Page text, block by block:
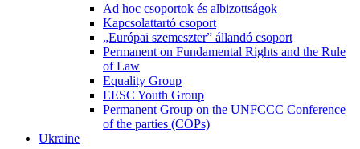
Ad hoc csoportok és albizottságok
Kapcsolattartó csoport
„Európai szemeszter” állandó csoport
Permanent on Fundamental Rights and the Rule
of Law
Equality Group
EESC Youth Group
Permanent Group on the UNFCCC Conference
of the parties (COPs)
Ukraine